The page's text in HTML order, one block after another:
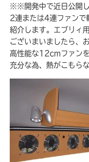
※※開発中で近日公開
2連または4連ファンで
紹介します。エブリィ
ございまいましたら、
高性能な12cmファン
充分な為、熱がこもら